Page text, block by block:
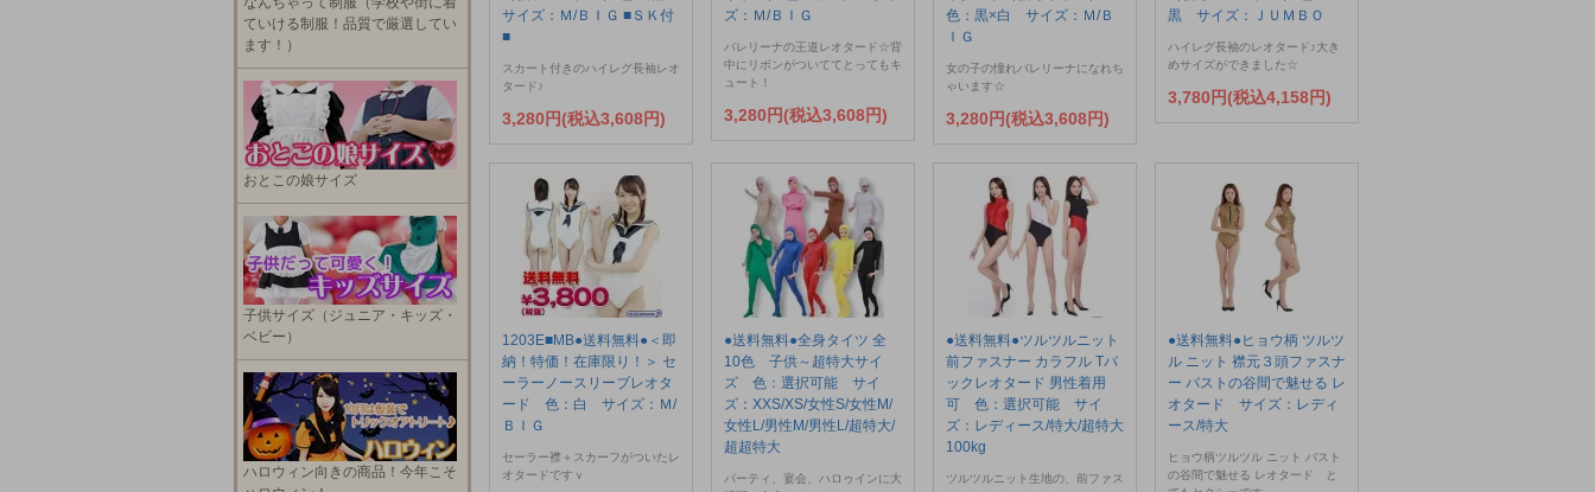
サイズ：Ｍ/ＢＩＧ ■ＳＫ付
■
スカート付きのハイレグ長袖レオ
タード♪
3,280円(税込3,608円)
ズ：Ｍ/ＢＩＧ
バレリーナの王道レオタード☆背
中にリボンがついててとってもキ
ュート！
3,280円(税込3,608円)
色：黒×白 サイズ：Ｍ/Ｂ
ＩＧ
女の子の憧れバレリーナになれち
ゃいます☆
3,280円(税込3,608円)
黒 サイズ：ＪＵＭＢＯ
ハイレグ長袖のレオタード♪大き
めサイズができました☆
3,780円(税込4,158円)
1203E■MB●送料無料●＜即
納！特価！在庫限り！＞ セ
ーラーノースリーブレオタ
ード 色：白 サイズ：Ｍ/
ＢＩＧ
セーラー襟＋スカーフがついたレ
オタードですｖ
●送料無料●全身タイツ 全
10色 子供～超特大サイ
ズ 色：選択可能 サイ
ズ：XXS/XS/女性S/女性M/
女性L/男性M/男性L/超特大/
超超特大
パーティ、宴会、ハロゥインに大
●送料無料●ツルツルニット
前ファスナー カラフル Tバ
ックレオタード 男性着用
可 色：選択可能 サイ
ズ：レディース/特大/超特大
100kg
ツルツルニット生地の、前ファス
●送料無料●ヒョウ柄 ツルツ
ル ニット 襟元３頭ファスナ
ー バストの谷間で魅せる レ
オタード サイズ：レディ
ース/特大
ヒョウ柄ツルツル ニット バスト
の谷間で魅せる レオタード と
ていける制服！品質で厳選してい
ます！）
おとこの娘サイズ
子供サイズ（ジュニア・キッズ・
ベビー）
ハロウィン向きの商品！今年こそ